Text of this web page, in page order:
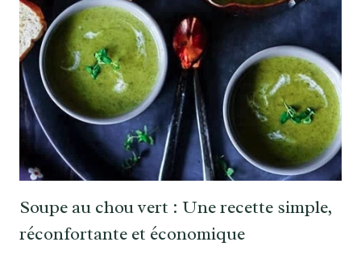
Soupe au chou vert : Une recette simple,
réconfortante et économique